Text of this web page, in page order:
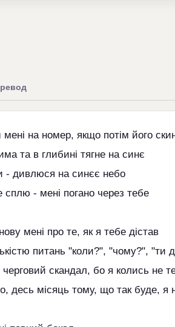
мені на номер, якщо потім його
та в глибині тягне на синє
- дивлюся на синєє небо
сплю - мені погано через тебе
мені про те, як я тебе дістав
питань "коли?", "чому?", "ти
скандал, бо я колись не
десь місяць тому, що так буде, я